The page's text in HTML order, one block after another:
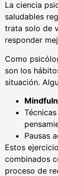
La ciencia
saludables
trata solo de
responder
Como
son los
situación.
Pausas
Estos
combinados
proceso de